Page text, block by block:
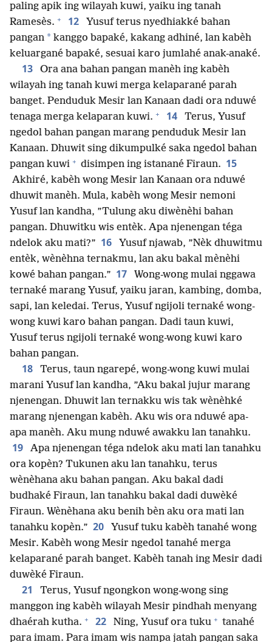
paling apik ing wilayah kuwi, yaiku ing tanah
Ramesès. + 12
Yusuf terus nyedhiakké bahan
pangan * kanggo bapaké, kakang adhiné, lan kabèh
keluargané bapaké, sesuai karo jumlahé anak-anaké.
13
Ora ana bahan pangan manèh ing kabèh
wilayah ing tanah kuwi merga kelaparané parah
banget. Penduduk Mesir lan Kanaan dadi ora nduwé
tenaga merga kelaparan kuwi. + 14
Terus, Yusuf
ngedol bahan pangan marang penduduk Mesir lan
Kanaan. Dhuwit sing dikumpulké saka ngedol bahan
pangan kuwi + disimpen ing istanané Firaun. 15
Akhiré, kabèh wong Mesir lan Kanaan ora nduwé
dhuwit manèh. Mula, kabèh wong Mesir nemoni
Yusuf lan kandha, ”Tulung aku diwènèhi bahan
pangan. Dhuwitku wis entèk. Apa njenengan téga
ndelok aku mati?” 16
Yusuf njawab, ”Nèk dhuwitmu
entèk, wènèhna ternakmu, lan aku bakal mènèhi
kowé bahan pangan.” 17
Wong-wong mulai nggawa
ternaké marang Yusuf, yaiku jaran, kambing, domba,
sapi, lan keledai. Terus, Yusuf ngijoli ternaké wong-
wong kuwi karo bahan pangan. Dadi taun kuwi,
Yusuf terus ngijoli ternaké wong-wong kuwi karo
bahan pangan.
18
Terus, taun ngarepé, wong-wong kuwi mulai
marani Yusuf lan kandha, ”Aku bakal jujur marang
njenengan. Dhuwit lan ternakku wis tak wènèhké
marang njenengan kabèh. Aku wis ora nduwé apa-
apa manèh. Aku mung nduwé awakku lan tanahku.
19
Apa njenengan téga ndelok aku mati lan tanahku
ora kopèn? Tukunen aku lan tanahku, terus
wènèhana aku bahan pangan. Aku bakal dadi
budhaké Firaun, lan tanahku bakal dadi duwèké
Firaun. Wènèhana aku benih bèn aku ora mati lan
tanahku kopèn.” 20
Yusuf tuku kabèh tanahé wong
Mesir. Kabèh wong Mesir ngedol tanahé merga
kelaparané parah banget. Kabèh tanah ing Mesir dadi
duwèké Firaun.
21
Terus, Yusuf ngongkon wong-wong sing
manggon ing kabèh wilayah Mesir pindhah menyang
dhaérah kutha. + 22 Ning, Yusuf ora tuku + tanahé
para imam. Para imam wis nampa jatah pangan saka